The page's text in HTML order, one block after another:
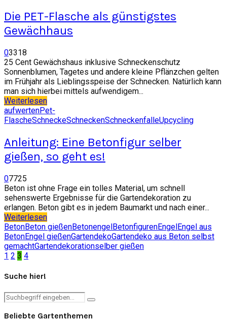
Die PET-Flasche als günstigstes
Gewächhaus
03318
25 Cent Gewächshaus inklusive Schneckenschutz
Sonnenblumen, Tagetes und andere kleine Pflänzchen gelten
im Frühjahr als Lieblingsspeise der Schnecken. Natürlich kann
man sich hierbei mittels aufwendigem...
Weiterlesen
aufwertenPet-
FlascheSchneckeSchneckenSchneckenfalleUpcycling
Anleitung: Eine Betonfigur selber
gießen, so geht es!
07725
Beton ist ohne Frage ein tolles Material, um schnell
sehenswerte Ergebnisse für die Gartendekoration zu
erlangen. Beton gibt es in jedem Baumarkt und nach einer...
Weiterlesen
BetonBeton gießenBetonengelBetonfigurenEngelEngel aus
BetonEngel gießenGartendekoGartendeko aus Beton selbst
gemachtGartendekorationselber gießen
Seitennummerierung
der
1 2 3 4
Suche hier!
Search
for:
Search
Beliebte Gartenthemen